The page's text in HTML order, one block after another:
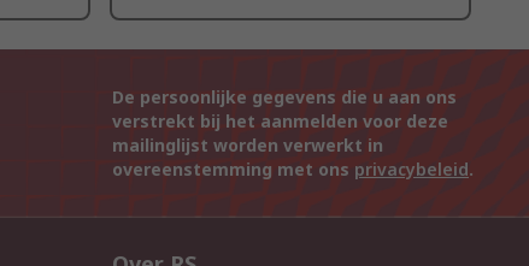
De persoonlijke gegevens die u aan ons
verstrekt bij het aanmelden voor deze
mailinglijst worden verwerkt in
overeenstemming met ons privacybeleid.